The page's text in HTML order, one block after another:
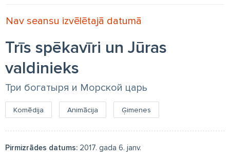
Nav seansu izvēlētajā datumā
Trīs spēkavīri un Jūras
valdinieks
Три богатыря и Морской царь
Komēdija Animācija Ģimenes
Pirmizrādes datums: 2017. gada 6. janv.